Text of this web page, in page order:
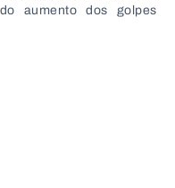
aumento dos golpes